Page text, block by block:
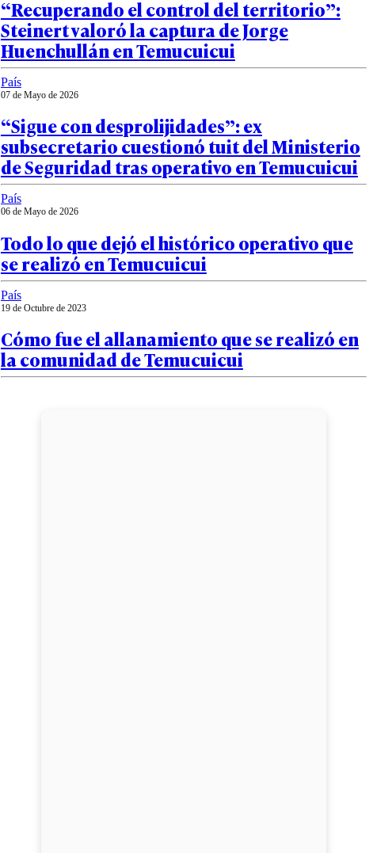
“Recuperando el control del territorio”:
Steinert valoró la captura de Jorge
Huenchullán en Temucuicui
País
07 de Mayo de 2026
“Sigue con desprolijidades”: ex
subsecretario cuestionó tuit del Ministerio
de Seguridad tras operativo en Temucuicui
País
06 de Mayo de 2026
Todo lo que dejó el histórico operativo que
se realizó en Temucuicui
País
19 de Octubre de 2023
Cómo fue el allanamiento que se realizó en
la comunidad de Temucuicui